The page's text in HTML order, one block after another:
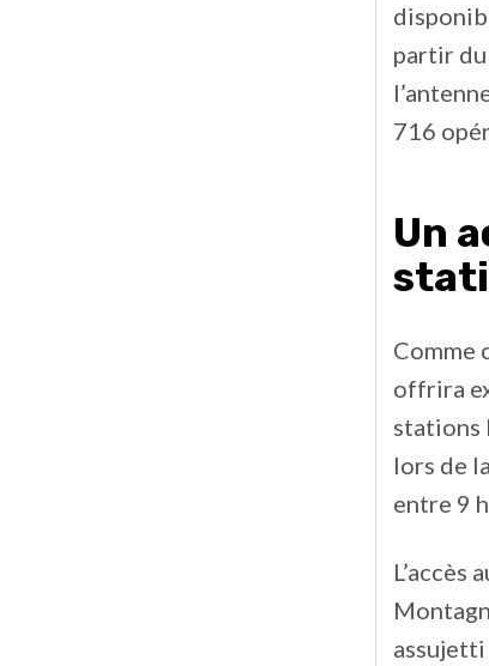
partir du
716
Un
Comme
offrira
stations
lors de
entre 9
L’accès